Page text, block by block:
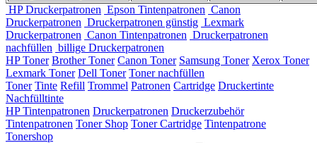
HP Druckerpatronen Epson Tintenpatronen Canon
Druckerpatronen Druckerpatronen günstig Lexmark
Druckerpatronen Canon Tintenpatronen Druckerpatronen
nachfüllen billige Druckerpatronen
HP Toner Brother Toner Canon Toner Samsung Toner Xerox Toner
Lexmark Toner Dell Toner Toner nachfüllen
Toner Tinte Refill Trommel Patronen Cartridge Druckertinte
Nachfülltinte
HP Tintenpatronen Druckerpatronen Druckerzubehör
Tintenpatronen Toner Shop Toner Cartridge Tintenpatrone
Tonershop